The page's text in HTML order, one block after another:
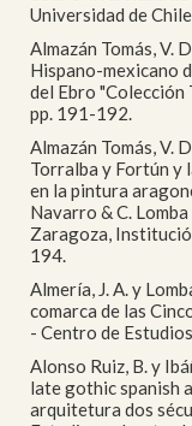
Universidad de
Almazán Tomás, V.
Hispano-mexicano
del Ebro
pp. 191-192.
Almazán Tomás, V.
Torralba y Fortún y
en la pintura
Navarro & C.
Zaragoza,
194.
Almería, J. A. y
comarca de las
- Centro de
Alonso Ruiz, B. y
late gothic spanish
arquitetura dos